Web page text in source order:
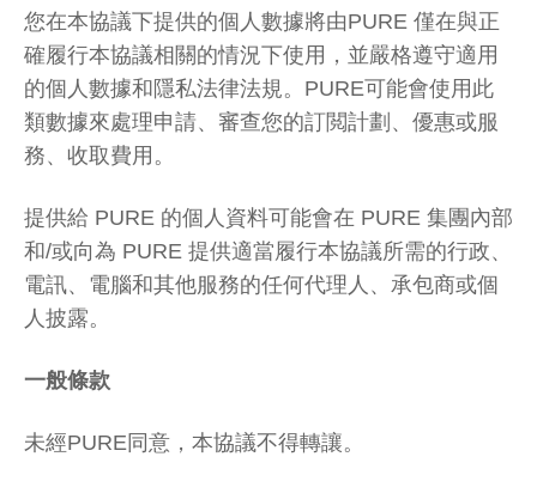
您在本協議下提供的個人數據將由PURE 僅在與正
確履行本協議相關的情況下使用，並嚴格遵守適用
的個人數據和隱私法律法規。PURE可能會使用此
類數據來處理申請、審查您的訂閲計劃、優惠或服
務、收取費用。
提供給 PURE 的個人資料可能會在 PURE 集團內部
和/或向為 PURE 提供適當履行本協議所需的行政、
電訊、電腦和其他服務的任何代理人、承包商或個
人披露。
一般條款
未經PURE同意，本協議不得轉讓。